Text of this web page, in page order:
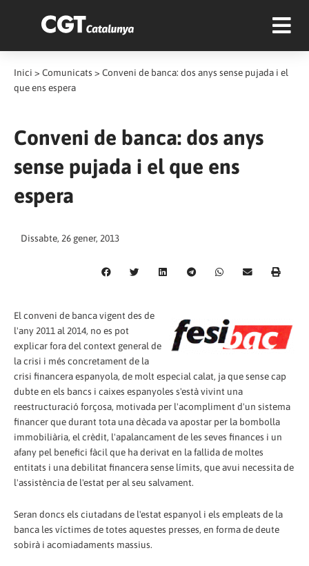
Inici > Comunicats > Conveni de banca: dos anys sense pujada i el
que ens espera
Conveni de banca: dos anys
sense pujada i el que ens
espera
Dissabte, 26 gener, 2013
El conveni de banca vigent des de
l'any 2011 al 2014, no es pot
explicar fora del context general de
la crisi i més concretament de la
crisi financera espanyola, de molt especial calat, ja que sense cap
dubte en els bancs i caixes espanyoles s'està vivint una
reestructuració forçosa, motivada per l'acompliment d'un sistema
financer que durant tota una dècada va apostar per la bombolla
immobiliària, el crèdit, l'apalancament de les seves finances i un
afany pel benefici fàcil que ha derivat en la fallida de moltes
entitats i una debilitat financera sense límits, que avui necessita de
l'assistència de l'estat per al seu salvament.
Seran doncs els ciutadans de l'estat espanyol i els empleats de la
banca les víctimes de totes aquestes presses, en forma de deute
sobirà i acomiadaments massius.